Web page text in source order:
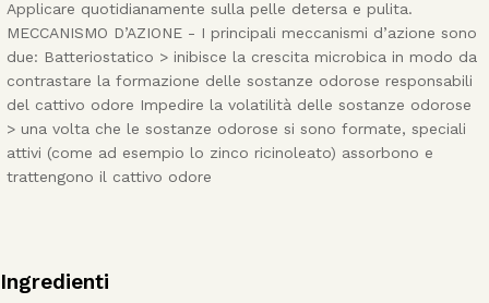
Applicare quotidianamente sulla pelle detersa e pulita.
MECCANISMO D’AZIONE - I principali meccanismi d’azione sono
due: Batteriostatico > inibisce la crescita microbica in modo da
contrastare la formazione delle sostanze odorose responsabili
del cattivo odore Impedire la volatilità delle sostanze odorose
> una volta che le sostanze odorose si sono formate, speciali
attivi (come ad esempio lo zinco ricinoleato) assorbono e
trattengono il cattivo odore
Ingredienti